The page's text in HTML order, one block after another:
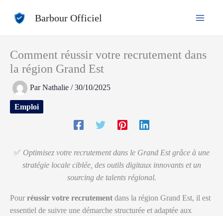
Barbour Officiel
Comment réussir votre recrutement dans
la région Grand Est
ParNathalie /30/10/2025
Emploi
✅ Optimisez votre recrutement dans le Grand Est grâce à une
stratégie locale ciblée, des outils digitaux innovants et un
sourcing de talents régional.
Pour réussir votre recrutement dans la région Grand Est, il est
essentiel de suivre une démarche structurée et adaptée aux